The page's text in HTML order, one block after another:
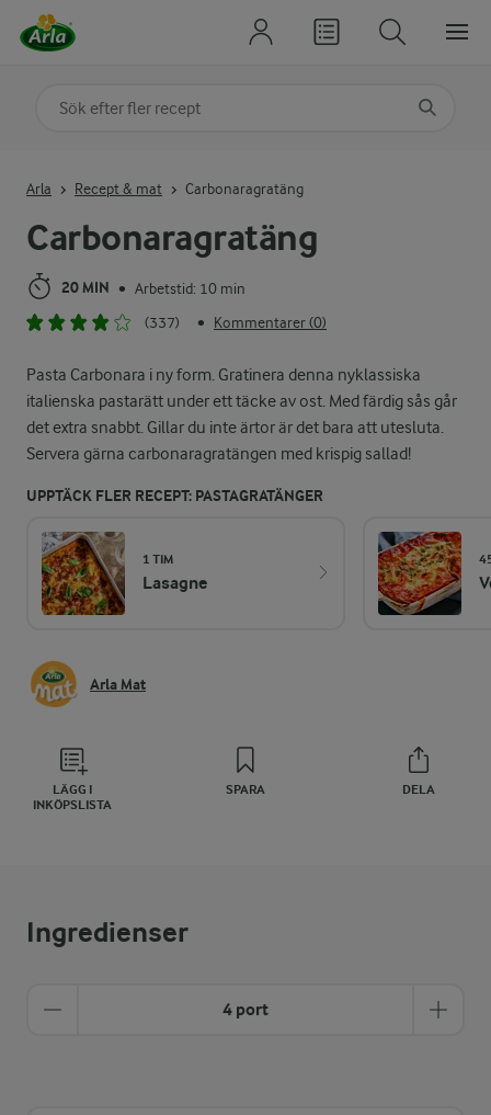
Carbonaragratäng
20 MIN • Arbetstid: 10 min
(337)
• Kommentarer (0)
Pasta Carbonara i ny form. Gratinera denna nyklassiska
italienska pastarätt under ett täcke av ost. Med färdig sås går
det extra snabbt. Gillar du inte ärtor är det bara att utesluta.
Servera gärna carbonaragratängen med krispig sallad!
UPPTÄCK FLER RECEPT: PASTAGRATÄNGER
1 TIM
Lasagne
Arla Mat
LÄGG I
INKÖPSLISTA
SPARA DELA
Arla Recept & mat Carbonaragratäng
Ingredienser
4 port
Sök på kategori eller ingrediens